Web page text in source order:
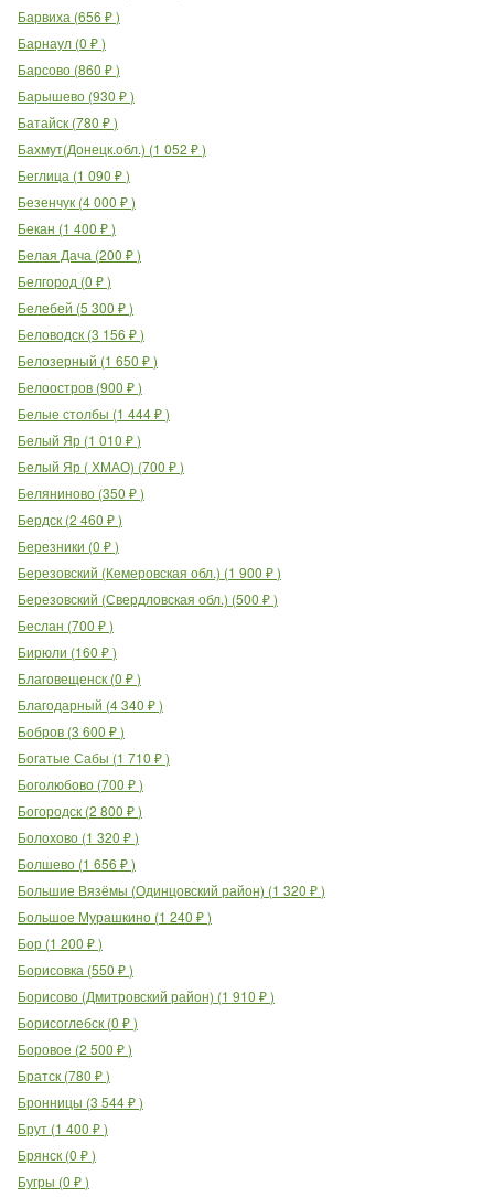
Барвиха (656 ₽)
Барнаул (0 ₽)
Барсово (860 ₽)
Барышево (930 ₽)
Батайск (780 ₽)
Бахмут(Донецк.обл.) (1 052 ₽)
Беглица (1 090 ₽)
Безенчук (4 000 ₽)
Бекан (1 400 ₽)
Белая Дача (200 ₽)
Белгород (0 ₽)
Белебей (5 300 ₽)
Беловодск (3 156 ₽)
Белозерный (1 650 ₽)
Белоостров (900 ₽)
Белые столбы (1 444₽)
Белый Яр (1 010 ₽)
Белый Яр ( ХМАО) (700 ₽)
Беляниново (350 ₽)
Бердск (2 460 ₽)
Березники (0 ₽)
Березовский (Кемеровская обл.) (1 900 ₽)
Березовский (Свердловская обл.) (500 ₽)
Беслан (700 ₽)
Бирюли (160 ₽)
Благовещенск (0 ₽)
Благодарный (4 340 ₽)
Бобров (3 600 ₽)
Богатые Сабы (1 710 ₽)
Боголюбово (700 ₽)
Богородск (2 800 ₽)
Болохово (1 320 ₽)
Болшево (1 656 ₽)
Большие Вязёмы (Одинцовский район) (1 320 ₽)
Большое Мурашкино (1 240 ₽)
Бор (1 200 ₽)
Борисовка (550 ₽)
Борисово (Дмитровский район) (1 910 ₽)
Борисоглебск (0 ₽)
Боровое (2 500 ₽)
Братск (780 ₽)
Бронницы (3 544₽)
Брут (1 400 ₽)
Брянск (0 ₽)
Бугры (0 ₽)